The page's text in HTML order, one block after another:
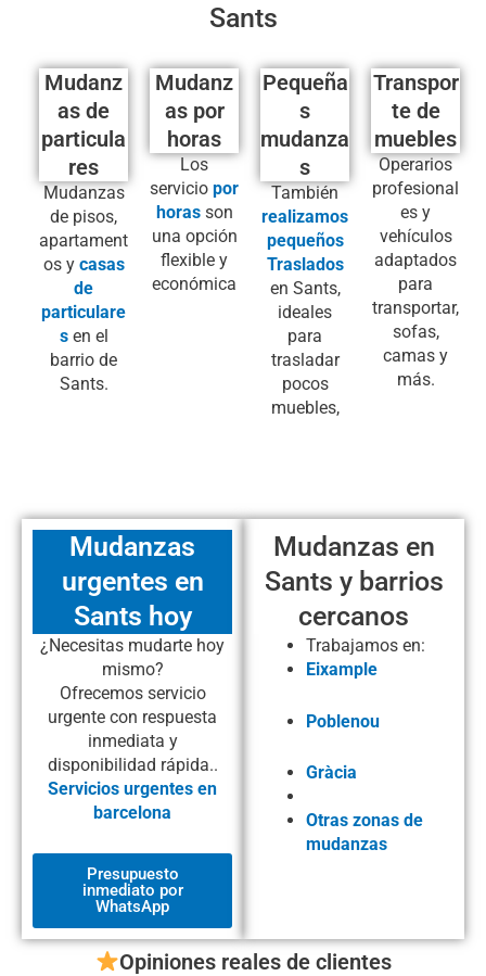
Sants
Mudanz
as de
particula
res
Mudanzas
de pisos,
apartament
os y casas
de
particulare
sen el
barrio de
Sants.
Mudanz
as por
horas
Los
servicio por
horasson
una opción
flexible y
económica
Pequeña
s
mudanza
s
También
realizamos
pequeños
Traslados
en Sants,
ideales
para
trasladar
pocos
muebles,
Transpor
te de
muebles
Operarios
profesional
es y
vehículos
adaptados
para
transportar,
sofas,
camas y
más.
Mudanzas
urgentes en
Sants hoy
¿Necesitas mudarte hoy
mismo?
Ofrecemos servicio
urgente con respuesta
inmediata y
disponibilidad rápida..
Servicios urgentes en
barcelona
Presupuesto
inmediato por
WhatsApp
Mudanzas en
Sants y barrios
cercanos
Trabajamos en:
Eixample
Poblenou
Gràcia
Otras zonas de
mudanzas
Opiniones reales de clientes